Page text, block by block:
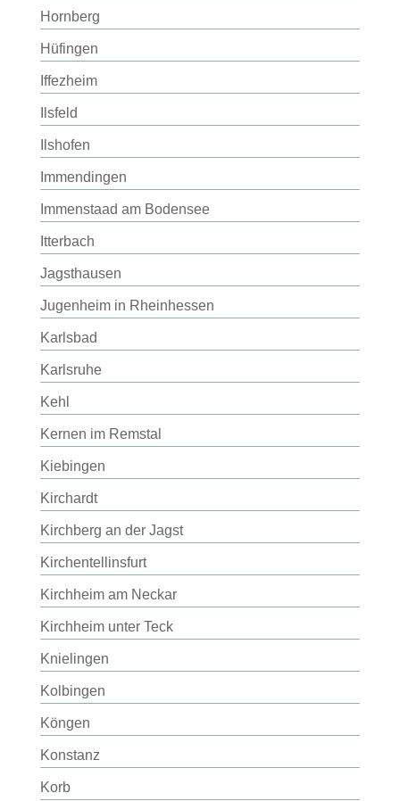
Hornberg
Hüfingen
Iffezheim
Ilsfeld
Ilshofen
Immendingen
Immenstaad am Bodensee
Itterbach
Jagsthausen
Jugenheim in Rheinhessen
Karlsbad
Karlsruhe
Kehl
Kernen im Remstal
Kiebingen
Kirchardt
Kirchberg an der Jagst
Kirchentellinsfurt
Kirchheim am Neckar
Kirchheim unter Teck
Knielingen
Kolbingen
Köngen
Konstanz
Korb